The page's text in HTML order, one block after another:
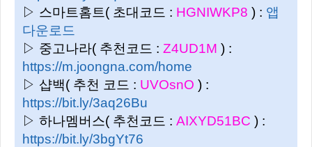
▷ 스마트홈트( 초대코드 : HGNIWKP8 ) : 앱
다운로드
▷ 중고나라( 추천코드 : Z4UD1M ) :
https://m.joongna.com/home
▷ 샵백( 추천 코드 : UVOsnO ) :
https://bit.ly/3aq26Bu
▷ 하나멤버스( 추천코드 : AIXYD51BC ) :
https://bit.ly/3bgYt76